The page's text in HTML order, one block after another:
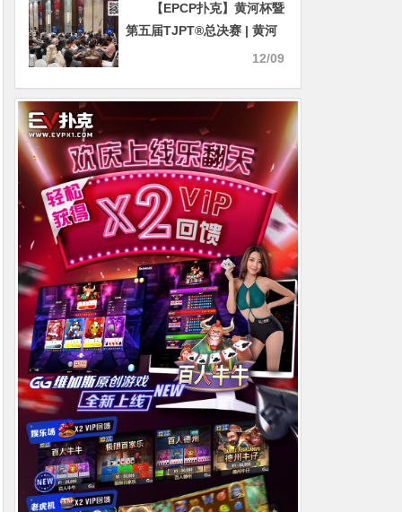
C/D组
【EPCP扑克】黄河杯暨
第五届TJPT®总决赛 | 黄河
杯复赛战罢，泡沫破裂 FT名
启明日决战
12/09